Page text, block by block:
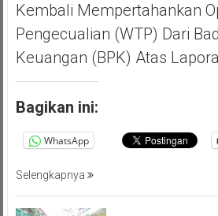
Kembali Mempertahankan
Pengecualian (WTP) Dari
Keuangan (BPK) Atas
Bagikan ini:
WhatsApp
Selengkapnya